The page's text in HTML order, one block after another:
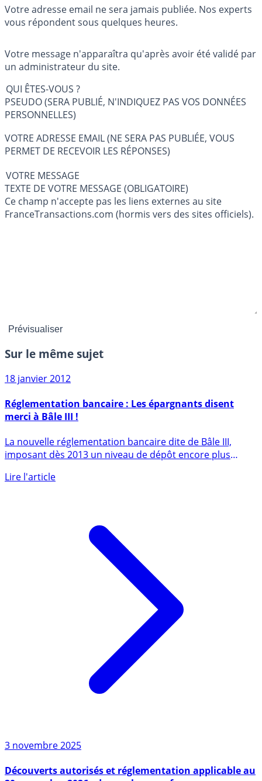
Votre adresse email ne sera jamais publiée. Nos experts
vous répondent sous quelques heures.
Votre message n'apparaîtra qu'après avoir été validé par
un administrateur du site.
QUI ÊTES-VOUS ?
PSEUDO (SERA PUBLIÉ, N'INDIQUEZ PAS VOS DONNÉES
PERSONNELLES)
VOTRE ADRESSE EMAIL (NE SERA PAS PUBLIÉE, VOUS
PERMET DE RECEVOIR LES RÉPONSES)
VOTRE MESSAGE
TEXTE DE VOTRE MESSAGE (OBLIGATOIRE)
Ce champ n'accepte pas les liens externes au site
FranceTransactions.com (hormis vers des sites officiels).
Réglementation bancaire : Les épargnants disent
La nouvelle réglementation bancaire dite de Bâle III,
imposant dès 2013 un niveau de dépôt encore plus
important au sein (...)